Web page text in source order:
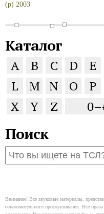
(p) 2003
Каталог
A B C D E
L
M N O P
X
Y Z
Поиск
Внимание! Все звуковые материалы,
ознакомительного прослушивания. Все